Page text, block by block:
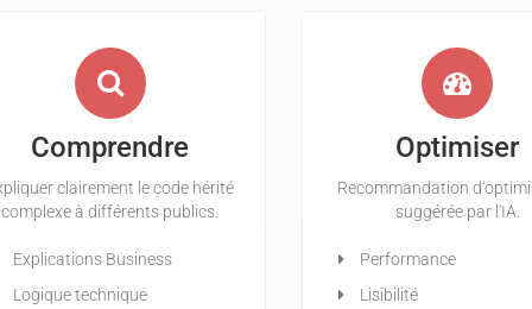
Comprendre
clairement le code hérité
complexe à différents publics.
Explications Business
Logique technique
Optimiser
Recommandation
suggérée par l'IA.
Performance
Lisibilité